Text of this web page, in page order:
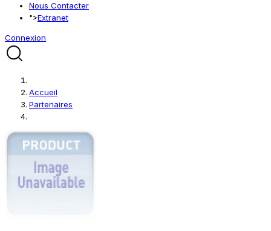
Nous Contacter
">Extranet
Connexion
Accueil
Partenaires